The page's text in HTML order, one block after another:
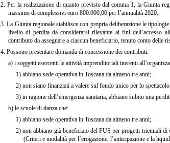
2. Per la realizzazione di quanto previsto dal comma 1, la Giunta
massimo di complessivi euro 800.000,00 per l’annualità 2020.
3. La Giunta regionale stabilisce con propria deliberazione le
livello di perdita da considerarsi rilevante ai fini dell’accesso
contributo da assegnare a ciascun beneficiario, tenuto conto delle
4. Possono presentare domanda di concessione dei contributi:
a) i soggetti esercenti le attività imprenditoriali inerenti
1) abbiano sede operativa in Toscana da almeno tre anni;
2) non siano finanziati a valere sul fondo unico per lo
3) in ragione dell’emergenza sanitaria, abbiano subito una
b) le scuole di danza che:
1) abbiano sede operativa in Toscana da almeno tre anni;
2) non abbiano già beneficiato del FUS per progetti triennali
(Criteri e modalità per l’erogazione, l’anticipazione e la